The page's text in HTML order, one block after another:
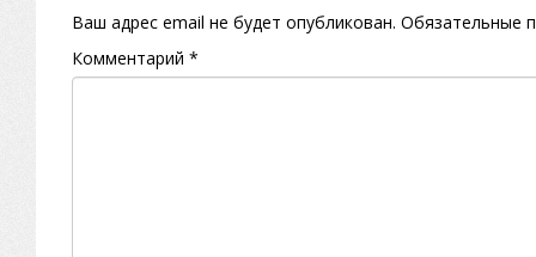
Ваш адрес email не будет опубликован. Обязательные
Комментарий *